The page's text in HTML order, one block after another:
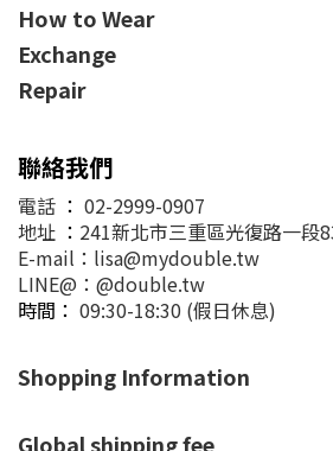
How to Wear
Exchange
Repair
聯絡我們
電話 ： 02-2999-0907
地址 ： 241新北市三重區光復路一段
E-mail：lisa@mydouble.tw
LINE@：@double.tw
時間： 09:30-18:30 (假日休息)
Shopping Information
Global shipping fee